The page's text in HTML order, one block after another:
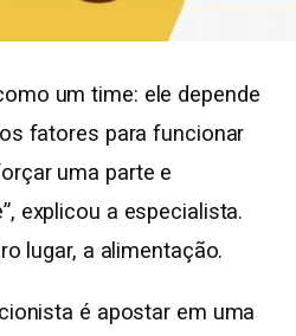
um time: ele depende
fatores para funcionar
uma parte e
explicou a especialista.
lugar, a alimentação.
é apostar em uma